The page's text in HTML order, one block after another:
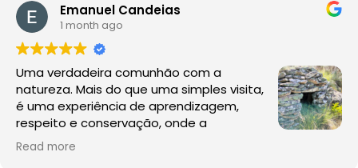
Emanuel Candeias
1 month ago
Uma verdadeira comunhão com a
natureza. Mais do que uma simples visita,
é uma experiência de aprendizagem,
respeito e conservação, onde a
observação da fauna e da flora acontece
Read more